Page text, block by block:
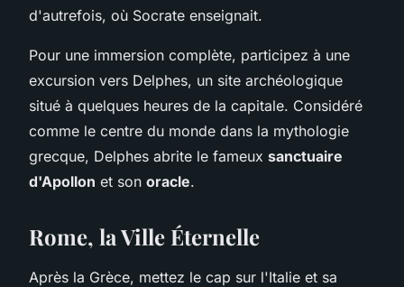
d'autrefois, où Socrate enseignait.
Pour une immersion complète, participez à une
excursion vers Delphes, un site archéologique
situé à quelques heures de la capitale. Considéré
comme le centre du monde dans la mythologie
grecque, Delphes abrite le fameux sanctuaire
d'Apollon et son oracle.
Rome, la Ville Éternelle
Après la Grèce, mettez le cap sur l'Italie et sa